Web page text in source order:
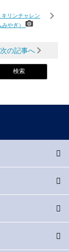
リンチャレン
みやぎ）
次の記事へ